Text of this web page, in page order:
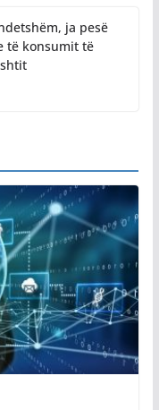
ja pesë
të konsumit të